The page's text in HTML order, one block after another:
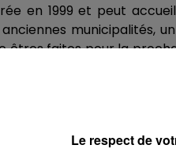
en 1999 et peut
municipalités,
êtres faites pour la
que les travaux de
faits tribune par
clubs de Ligue 1 dans
Le respect de